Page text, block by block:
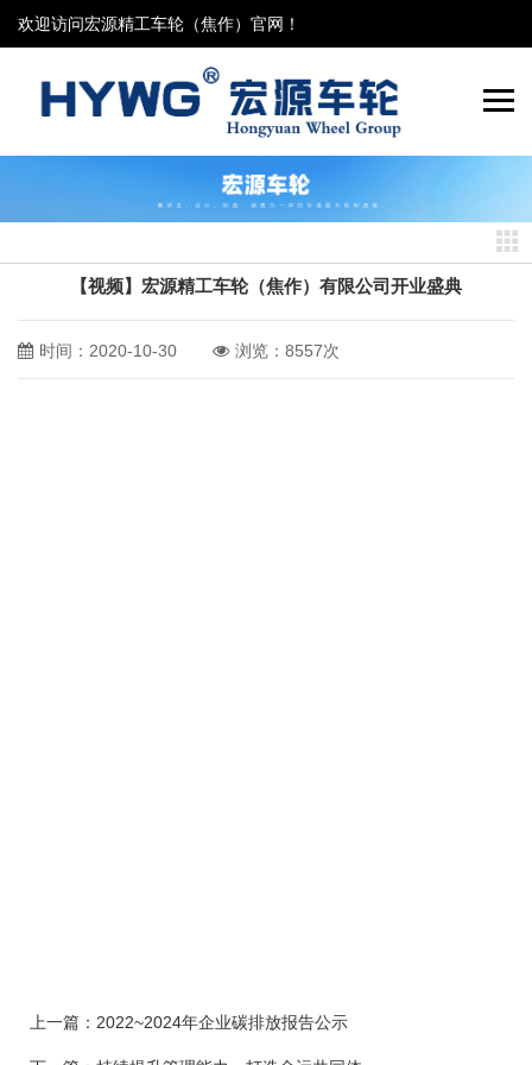
欢迎访问宏源精工车轮（焦作）官网！
【视频】宏源精工车轮（焦作）有限公司开业盛典
时间：2020-10-30 浏览：8557次
上一篇： 2022~2024年企业碳排放报告公示